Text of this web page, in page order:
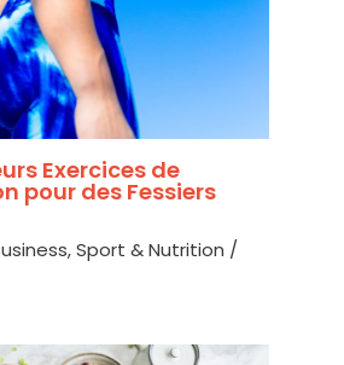
Exercices de
pour des Fessiers
,Sport & Nutrition /